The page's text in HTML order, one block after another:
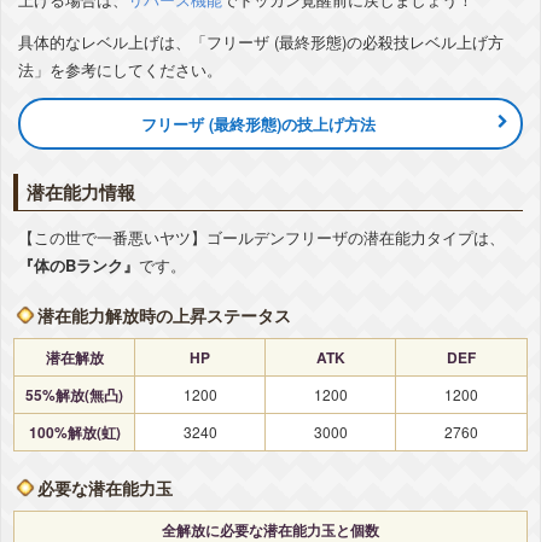
気力 +4 ATK +55% DEF +5% 敵のDEF低下 -10%
変身強化 最凶の一族 恐怖の征服 悪逆非道
宇宙をわたる戦士
+詳細
具体的なレベル上げは、「フリーザ (最終形態)の必殺技レベル上げ方
法」を参考にしてください。
フリーザ (最終形態)の技上げ方法
潜在能力情報
【この世で一番悪いヤツ】ゴールデンフリーザの潜在能力タイプは、
『体のBランク』 です。
潜在能力解放時の上昇ステータス
潜在解放 HP ATK
DEF
55%解放(無凸)
1200 1200 1200
100%解放(虹) 3240 3000 2760
必要な潜在能力玉
全解放に必要な潜在能力玉と個数